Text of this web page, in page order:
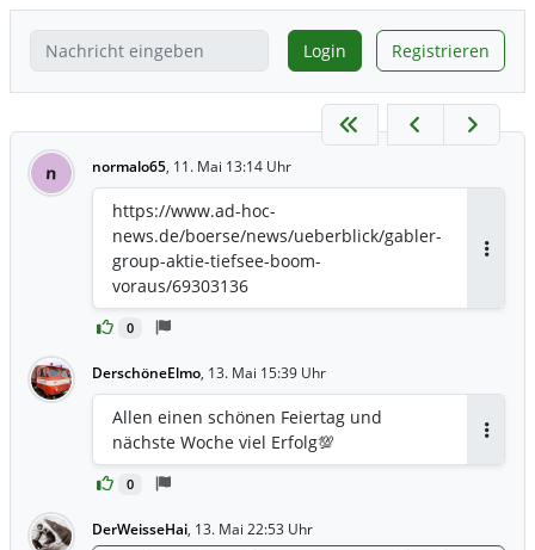
Login Registrieren
n normalo65, 11. Mai 13:14 Uhr
0
https://www.ad-hoc-
news.de/boerse/news/ueberblick/gabler-
group-aktie-tiefsee-boom-
voraus/69303136
DerschöneElmo, 13. Mai 15:39 Uhr
0
Allen einen schönen Feiertag und
nächste Woche viel Erfolg💯
DerWeisseHai, 13. Mai 22:53 Uhr